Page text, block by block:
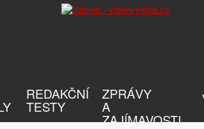
REDAKČNÍ
TESTY
ZPRÁVY
A
ZAJÍMAVOSTI